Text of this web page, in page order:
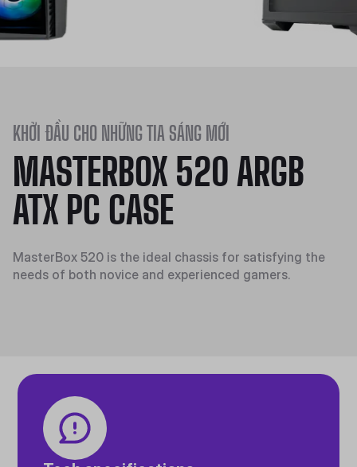
KHỞI ĐẦU CHO NHỮNG TIA SÁNG MỚI
MASTERBOX 520 ARGB
ATX PC CASE
MasterBox 520 is the ideal chassis for satisfying the
needs of both novice and experienced gamers.